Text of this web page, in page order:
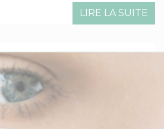
LIRE LA SUITE